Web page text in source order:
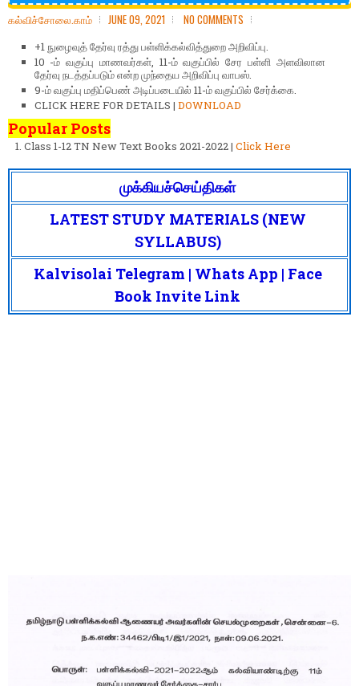
கல்விச்சோலை.காம் JUNE 09, 2021 NO COMMENTS
+1 நுழைவுத் தேர்வு ரத்து பள்ளிக்கல்வித்துறை அறிவிப்பு.
10 -ம் வகுப்பு மாணவர்கள், 11-ம் வகுப்பில் சேர பள்ளி அளவிலான
தேர்வு நடத்தப்படும் என்ற முந்தைய அறிவிப்பு வாபஸ்.
9-ம் வகுப்பு மதிப்பெண் அடிப்படையில் 11-ம் வகுப்பில் சேர்க்கை.
CLICK HERE FOR DETAILS | DOWNLOAD
Popular Posts
Class 1-12 TN New Text Books 2021-2022 | Click Here
முக்கியச்செய்திகள்
LATEST STUDY MATERIALS (NEW
SYLLABUS)
Kalvisolai Telegram | Whats App | Face
Book Invite Link